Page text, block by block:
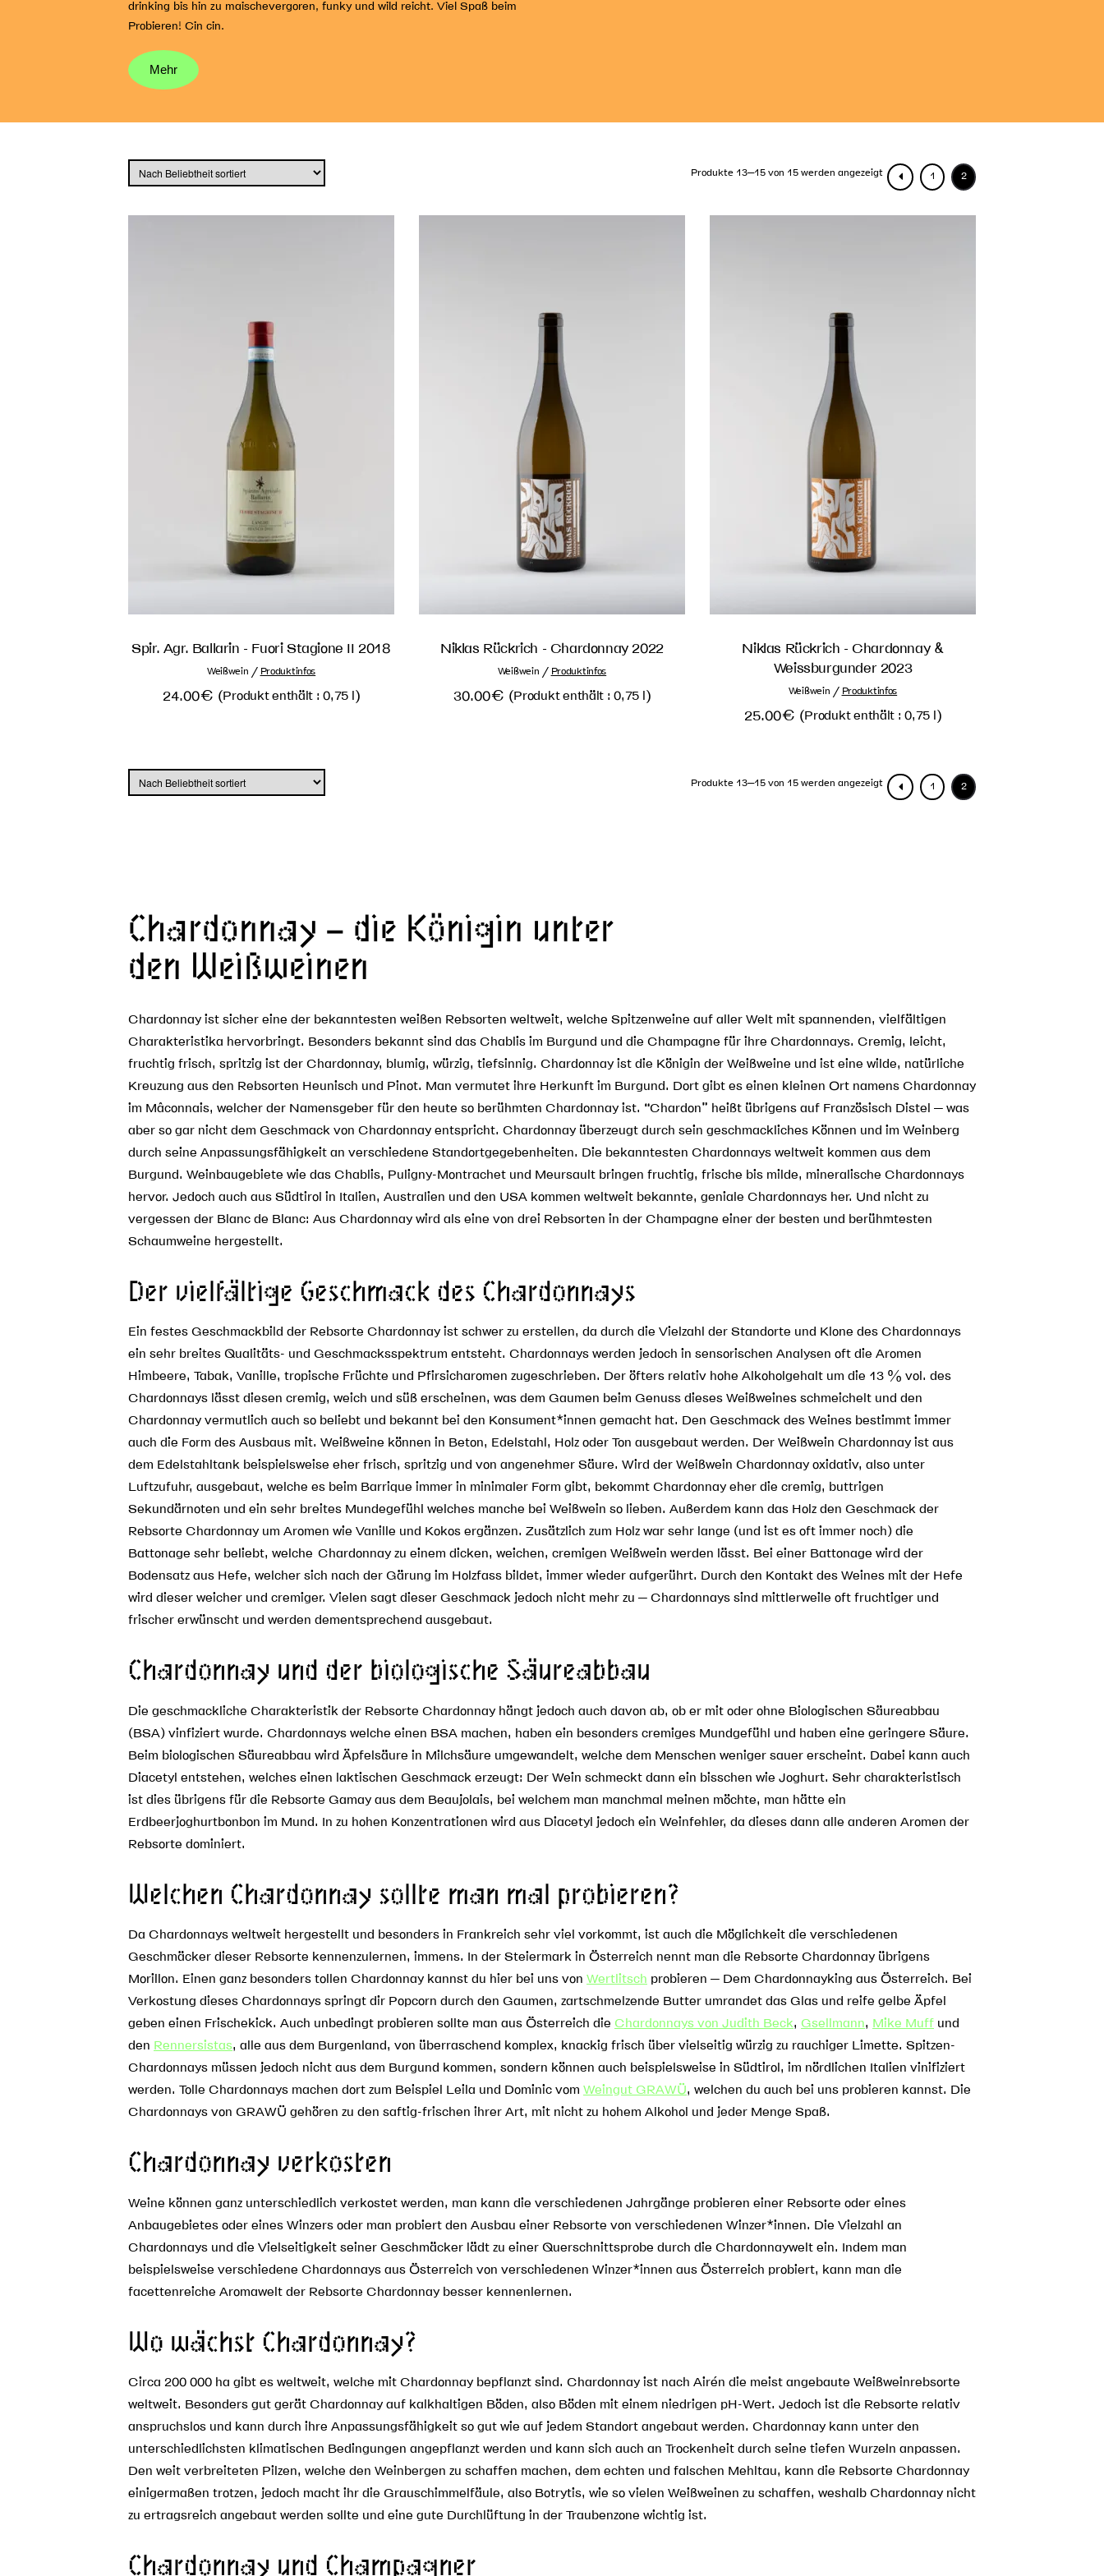
drinking bis hin zu maischevergoren, funky und wild reicht. Viel Spaß beim
Probieren! Cin cin.
Mehr
Produkte 13–15 von 15 werden angezeigt 1 2
Spir. Agr. Ballarin - Fuori Stagione II 2018
Weißwein / Produktinfos
24.00€ (Produkt enthält : 0,75 l)
Niklas Rückrich - Chardonnay 2022
Weißwein / Produktinfos
30.00€ (Produkt enthält : 0,75 l)
Niklas Rückrich - Chardonnay &
Weissburgunder 2023
Weißwein / Produktinfos
25.00€ (Produkt enthält : 0,75 l)
Produkte 13–15 von 15 werden angezeigt 1 2
Chardonnay – die Königin unter
den Weißweinen
Chardonnay ist sicher eine der bekanntesten weißen Rebsorten weltweit, welche Spitzenweine auf aller Welt mit spannenden, vielfältigen
Charakteristika hervorbringt. Besonders bekannt sind das Chablis im Burgund und die Champagne für ihre Chardonnays. Cremig, leicht,
fruchtig frisch, spritzig ist der Chardonnay, blumig, würzig, tiefsinnig. Chardonnay ist die Königin der Weißweine und ist eine wilde, natürliche
Kreuzung aus den Rebsorten Heunisch und Pinot. Man vermutet ihre Herkunft im Burgund. Dort gibt es einen kleinen Ort namens Chardonnay
im Mâconnais, welcher der Namensgeber für den heute so berühmten Chardonnay ist. “Chardon” heißt übrigens auf Französisch Distel – was
aber so gar nicht dem Geschmack von Chardonnay entspricht. Chardonnay überzeugt durch sein geschmackliches Können und im Weinberg
durch seine Anpassungsfähigkeit an verschiedene Standortgegebenheiten. Die bekanntesten Chardonnays weltweit kommen aus dem
Burgund. Weinbaugebiete wie das Chablis, Puligny-Montrachet und Meursault bringen fruchtig, frische bis milde, mineralische Chardonnays
hervor. Jedoch auch aus Südtirol in Italien, Australien und den USA kommen weltweit bekannte, geniale Chardonnays her. Und nicht zu
vergessen der Blanc de Blanc: Aus Chardonnay wird als eine von drei Rebsorten in der Champagne einer der besten und berühmtesten
Schaumweine hergestellt.
Der vielfältige Geschmack des Chardonnays
Ein festes Geschmackbild der Rebsorte Chardonnay ist schwer zu erstellen, da durch die Vielzahl der Standorte und Klone des Chardonnays
ein sehr breites Qualitäts- und Geschmacksspektrum entsteht. Chardonnays werden jedoch in sensorischen Analysen oft die Aromen
Himbeere, Tabak, Vanille, tropische Früchte und Pfirsicharomen zugeschrieben. Der öfters relativ hohe Alkoholgehalt um die 13 % vol. des
Chardonnays lässt diesen cremig, weich und süß erscheinen, was dem Gaumen beim Genuss dieses Weißweines schmeichelt und den
Chardonnay vermutlich auch so beliebt und bekannt bei den Konsument*innen gemacht hat. Den Geschmack des Weines bestimmt immer
auch die Form des Ausbaus mit. Weißweine können in Beton, Edelstahl, Holz oder Ton ausgebaut werden. Der Weißwein Chardonnay ist aus
dem Edelstahltank beispielsweise eher frisch, spritzig und von angenehmer Säure. Wird der Weißwein Chardonnay oxidativ, also unter
Luftzufuhr, ausgebaut, welche es beim Barrique immer in minimaler Form gibt, bekommt Chardonnay eher die cremig, buttrigen
Sekundärnoten und ein sehr breites Mundegefühl welches manche bei Weißwein so lieben. Außerdem kann das Holz den Geschmack der
Rebsorte Chardonnay um Aromen wie Vanille und Kokos ergänzen. Zusätzlich zum Holz war sehr lange (und ist es oft immer noch) die
Battonage sehr beliebt, welche Chardonnay zu einem dicken, weichen, cremigen Weißwein werden lässt. Bei einer Battonage wird der
Bodensatz aus Hefe, welcher sich nach der Gärung im Holzfass bildet, immer wieder aufgerührt. Durch den Kontakt des Weines mit der Hefe
wird dieser weicher und cremiger. Vielen sagt dieser Geschmack jedoch nicht mehr zu – Chardonnays sind mittlerweile oft fruchtiger und
frischer erwünscht und werden dementsprechend ausgebaut.
Chardonnay und der biologische Säureabbau
Die geschmackliche Charakteristik der Rebsorte Chardonnay hängt jedoch auch davon ab, ob er mit oder ohne Biologischen Säureabbau
(BSA) vinfiziert wurde. Chardonnays welche einen BSA machen, haben ein besonders cremiges Mundgefühl und haben eine geringere Säure.
Beim biologischen Säureabbau wird Äpfelsäure in Milchsäure umgewandelt, welche dem Menschen weniger sauer erscheint. Dabei kann auch
Diacetyl entstehen, welches einen laktischen Geschmack erzeugt: Der Wein schmeckt dann ein bisschen wie Joghurt. Sehr charakteristisch
ist dies übrigens für die Rebsorte Gamay aus dem Beaujolais, bei welchem man manchmal meinen möchte, man hätte ein
Erdbeerjoghurtbonbon im Mund. In zu hohen Konzentrationen wird aus Diacetyl jedoch ein Weinfehler, da dieses dann alle anderen Aromen der
Rebsorte dominiert.
Welchen Chardonnay sollte man mal probieren?
Da Chardonnays weltweit hergestellt und besonders in Frankreich sehr viel vorkommt, ist auch die Möglichkeit die verschiedenen
Geschmäcker dieser Rebsorte kennenzulernen, immens. In der Steiermark in Österreich nennt man die Rebsorte Chardonnay übrigens
Morillon. Einen ganz besonders tollen Chardonnay kannst du hier bei uns von Wertlitsch probieren – Dem Chardonnayking aus Österreich. Bei
Verkostung dieses Chardonnays springt dir Popcorn durch den Gaumen, zartschmelzende Butter umrandet das Glas und reife gelbe Äpfel
geben einen Frischekick. Auch unbedingt probieren sollte man aus Österreich die Chardonnays von Judith Beck, Gsellmann, Mike Muff und
den Rennersistas, alle aus dem Burgenland, von überraschend komplex, knackig frisch über vielseitig würzig zu rauchiger Limette. Spitzen-
Chardonnays müssen jedoch nicht aus dem Burgund kommen, sondern können auch beispielsweise in Südtirol, im nördlichen Italien vinifiziert
werden. Tolle Chardonnays machen dort zum Beispiel Leila und Dominic vom Weingut GRAWÜ, welchen du auch bei uns probieren kannst. Die
Chardonnays von GRAWÜ gehören zu den saftig-frischen ihrer Art, mit nicht zu hohem Alkohol und jeder Menge Spaß.
Chardonnay verkosten
Weine können ganz unterschiedlich verkostet werden, man kann die verschiedenen Jahrgänge probieren einer Rebsorte oder eines
Anbaugebietes oder eines Winzers oder man probiert den Ausbau einer Rebsorte von verschiedenen Winzer*innen. Die Vielzahl an
Chardonnays und die Vielseitigkeit seiner Geschmäcker lädt zu einer Querschnittsprobe durch die Chardonnaywelt ein. Indem man
beispielsweise verschiedene Chardonnays aus Österreich von verschiedenen Winzer*innen aus Österreich probiert, kann man die
facettenreiche Aromawelt der Rebsorte Chardonnay besser kennenlernen.
Wo wächst Chardonnay?
Circa 200 000 ha gibt es weltweit, welche mit Chardonnay bepflanzt sind. Chardonnay ist nach Airén die meist angebaute Weißweinrebsorte
weltweit. Besonders gut gerät Chardonnay auf kalkhaltigen Böden, also Böden mit einem niedrigen pH-Wert. Jedoch ist die Rebsorte relativ
anspruchslos und kann durch ihre Anpassungsfähigkeit so gut wie auf jedem Standort angebaut werden. Chardonnay kann unter den
unterschiedlichsten klimatischen Bedingungen angepflanzt werden und kann sich auch an Trockenheit durch seine tiefen Wurzeln anpassen.
Den weit verbreiteten Pilzen, welche den Weinbergen zu schaffen machen, dem echten und falschen Mehltau, kann die Rebsorte Chardonnay
einigermaßen trotzen, jedoch macht ihr die Grauschimmelfäule, also Botrytis, wie so vielen Weißweinen zu schaffen, weshalb Chardonnay nicht
zu ertragsreich angebaut werden sollte und eine gute Durchlüftung in der Traubenzone wichtig ist.
Chardonnay und Champagner